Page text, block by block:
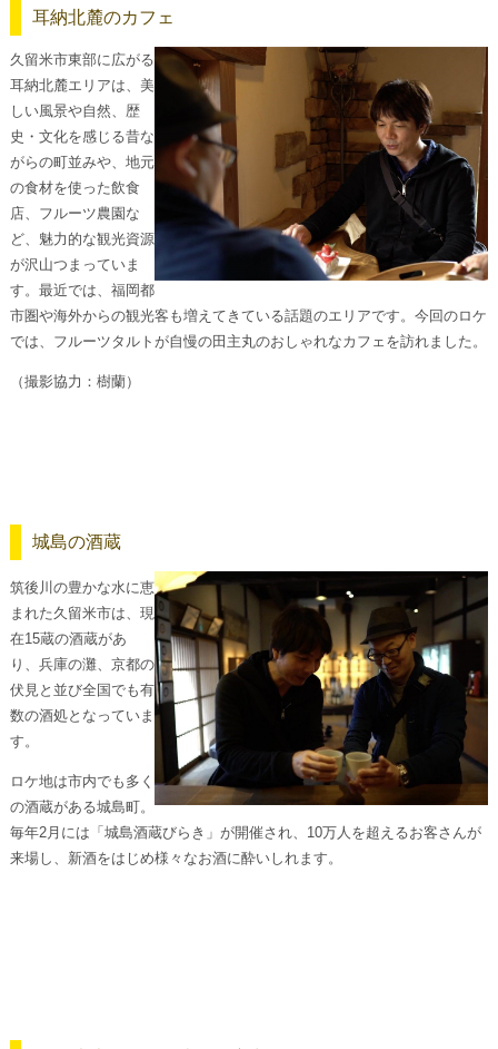
耳納北麓のカフェ
久留米市東部に広がる
耳納北麓エリアは、美
しい風景や自然、歴
史・文化を感じる昔な
がらの町並みや、地元
の食材を使った飲食
店、フルーツ農園な
ど、魅力的な観光資源
が沢山つまっていま
す。最近では、福岡都
市圏や海外からの観光客も増えてきている話題のエリアです。今回のロケ
では、フルーツタルトが自慢の田主丸のおしゃれなカフェを訪れました。
（撮影協力：樹蘭）
城島の酒蔵
筑後川の豊かな水に恵
まれた久留米市は、現
在15蔵の酒蔵があ
り、兵庫の灘、京都の
伏見と並び全国でも有
数の酒処となっていま
す。
ロケ地は市内でも多く
の酒蔵がある城島町。
毎年2月には「城島酒蔵びらき」が開催され、10万人を超えるお客さんが
来場し、新酒をはじめ様々なお酒に酔いしれます。